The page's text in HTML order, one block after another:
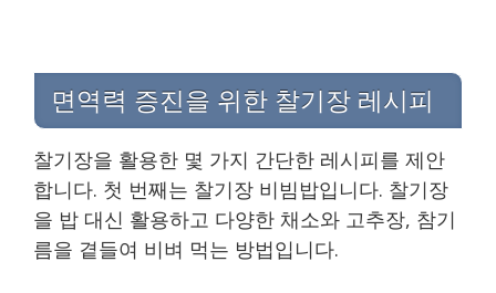
면역력 증진을 위한 찰기장 레시피
찰기장을 활용한 몇 가지 간단한 레시피를 제안
합니다. 첫 번째는 찰기장 비빔밥입니다. 찰기장
을 밥 대신 활용하고 다양한 채소와 고추장, 참기
름을 곁들여 비벼 먹는 방법입니다.